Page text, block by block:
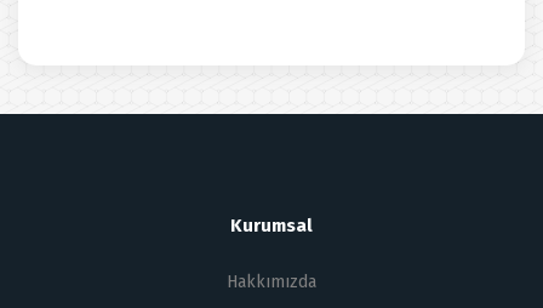
Kurumsal
Hakkımızda